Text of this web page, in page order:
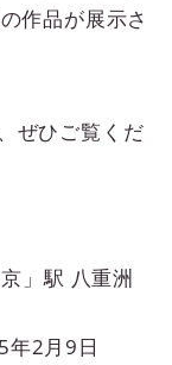
作品が展示さ
ぜひご覧くだ
」駅 八重洲
2月9日